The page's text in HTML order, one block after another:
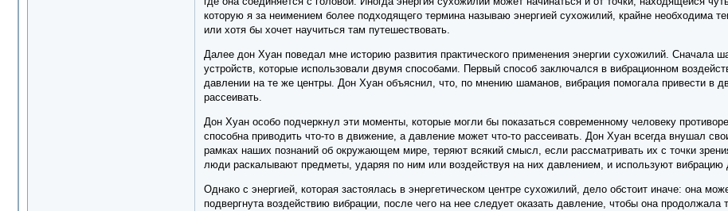
которую я за неимением более подходящего термина называю энергией сухожилий, крайне необходима
или хотя бы хочет научиться там путешествовать.
Далее дон Хуан поведал мне историю развития практического применения энергии сухожилий. Сначала
устройств, которые использовали двумя способами. Первый способ заключался в вибрационном
давлении на те же центры. Дон Хуан объяснил, что, по мнению шаманов, вибрация помогала привести в
рассеивать.
Дон Хуан особо подчеркнул эти моменты, которые могли бы показаться современному человеку
способна приводить что-то в движение, а давление может что-то рассеивать. Дон Хуан всегда внушал
рамках наших познаний об окружающем мире, теряют всякий смысл, если рассматривать их с точки
люди раскалывают предметы, ударяя по ним или воздействуя на них давлением, и используют вибрацию
Однако с энергией, которая застоялась в энергетическом центре сухожилий, дело обстоит иначе: она
подвергнута воздействию вибрации, после чего на нее следует оказать давление, чтобы она